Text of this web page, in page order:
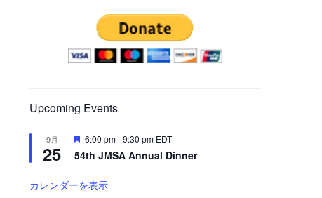
Upcoming Events
9月
25
注
目
6:00 pm-9:30 pm EDT
54th JMSA Annual Dinner
カレンダーを表示